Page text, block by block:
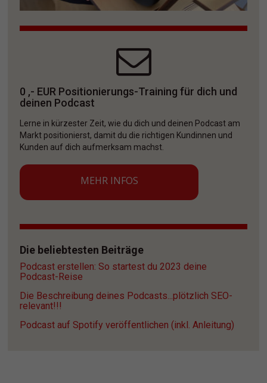
0 ,- EUR Positionierungs-Training für dich und
deinen Podcast
Lerne in kürzester Zeit, wie du dich und deinen Podcast am
Markt positionierst, damit du die richtigen Kundinnen und
Kunden auf dich aufmerksam machst.
MEHR INFOS
Die beliebtesten Beiträge
Podcast erstellen: So startest du 2023 deine
Podcast-Reise
Die Beschreibung deines Podcasts...plötzlich SEO-
relevant!!!
Podcast auf Spotify veröffentlichen (inkl. Anleitung)